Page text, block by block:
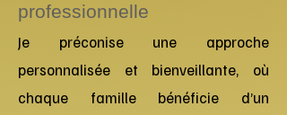
professionnelle
Je préconise une approche
personnalisée et bienveillante, où
chaque famille bénéficie d’un